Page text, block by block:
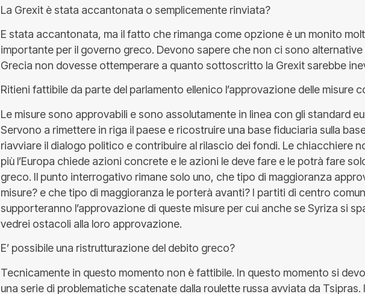
La Grexit è stata accantonata o semplicemente rinviata?
E stata accantonata, ma il fatto che rimanga come opzione è un monito
importante per il governo greco. Devono sapere che non ci sono alternative
Grecia non dovesse ottemperare a quanto sottoscritto la Grexit sarebbe
Ritieni fattibile da parte del parlamento ellenico l’approvazione delle misure
Le misure sono approvabili e sono assolutamente in linea con gli standard
Servono a rimettere in riga il paese e ricostruire una base fiduciaria sulla
riavviare il dialogo politico e contribuire al rilascio dei fondi. Le chiacchiere
più l’Europa chiede azioni concrete e le azioni le deve fare e le potrà fare
greco. Il punto interrogativo rimane solo uno, che tipo di maggioranza
misure? e che tipo di maggioranza le porterà avanti? I partiti di centro
supporteranno l’approvazione di queste misure per cui anche se Syriza si
vedrei ostacoli alla loro approvazione.
E’ possibile una ristrutturazione del debito greco?
Tecnicamente in questo momento non è fattibile. In questo momento si
una serie di problematiche scatenate dalla roulette russa avviata da Tsipras.